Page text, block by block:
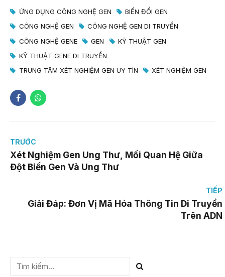
ỨNG DỤNG CÔNG NGHỆ GEN
BIẾN ĐỔI GEN
CÔNG NGHỆ GEN
CÔNG NGHỆ GEN DI TRUYỀN
CÔNG NGHỆ GENE
GEN
KỸ THUẬT GEN
KỸ THUẬT GENE DI TRUYỀN
TRUNG TÂM XÉT NGHIỆM GEN UY TÍN
XÉT NGHIỆM GEN
TRƯỚC
Xét Nghiệm Gen Ung Thư, Mối Quan Hệ Giữa
Đột Biến Gen Và Ung Thư
TIẾP
Giải Đáp: Đơn Vị Mã Hóa Thông Tin Di Truyền
Trên ADN